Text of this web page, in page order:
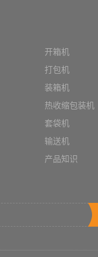
开箱机
打包机
装箱机
热收缩包装机
套袋机
输送机
产品知识